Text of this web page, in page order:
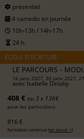
présentiel
4 samedis en journée
10h-13h / 14h-17h
24 h.
ÉCOLE D'ÉCRITURE
LE PARCOURS -
16 janv 2027, 30 janv 2027,
avec Isabelle Delaby
408 € ou 3 x 136€
pour les particuliers
816 €
formation continue (en savoir +)